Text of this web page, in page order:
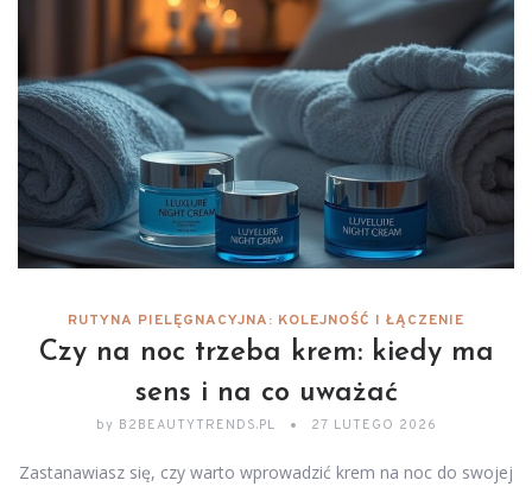
RUTYNA PIELĘGNACYJNA: KOLEJNOŚĆ I ŁĄCZENIE
Czy na noc trzeba krem: kiedy ma
sens i na co uważać
by B2BEAUTYTRENDS.PL 27 LUTEGO 2026
Zastanawiasz się, czy warto wprowadzić krem na noc do swojej